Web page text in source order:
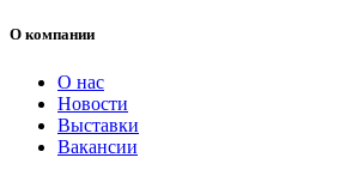
О компании
О нас
Новости
Выставки
Вакансии